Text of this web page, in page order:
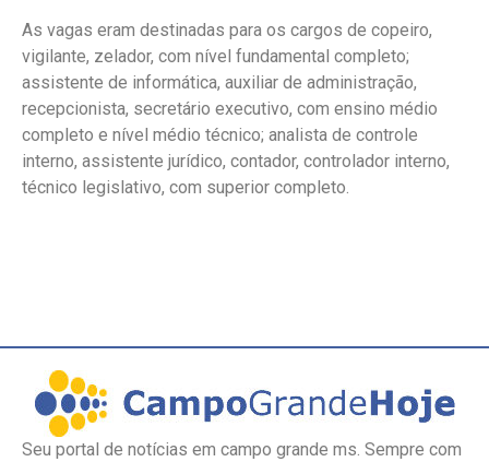
As vagas eram destinadas para os cargos de copeiro,
vigilante, zelador, com nível fundamental completo;
assistente de informática, auxiliar de administração,
recepcionista, secretário executivo, com ensino médio
completo e nível médio técnico; analista de controle
interno, assistente jurídico, contador, controlador interno,
técnico legislativo, com superior completo.
Seu portal de notícias em campo grande ms. Sempre com